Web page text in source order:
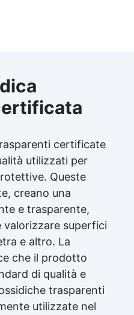
certificate
utilizzati per
Queste
creano una
e trasparente,
valorizzare superfici
e altro. La
che il prodotto
di qualità e
trasparenti
utilizzate nel